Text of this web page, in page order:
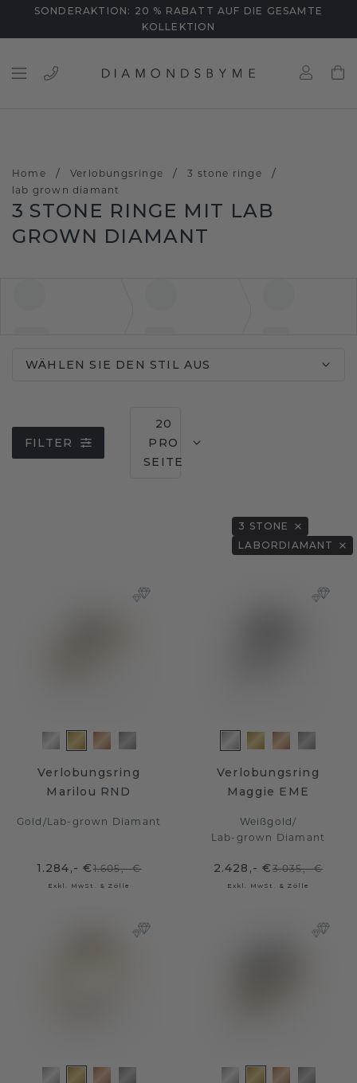
SONDERAKTION: 20 % RABATT AUF DIE GESAMTE
KOLLEKTION
Home / Verlobungsringe / 3 stone ringe /
lab grown diamant
3 STONE RINGE MIT LAB
GROWN DIAMANT
WÄHLEN SIE DEN STIL AUS
FILTER
20
PRO
SEITE
3 STONE
LABORDIAMANT
Verlobungsring
Marilou RND
Gold /Lab-grown Diamant
1.284,- €1.605,- €
Exkl. MwSt. & Zölle
Verlobungsring
Maggie EME
Weißgold/
Lab-grown Diamant
2.428,- €3.035,- €
Exkl. MwSt. & Zölle